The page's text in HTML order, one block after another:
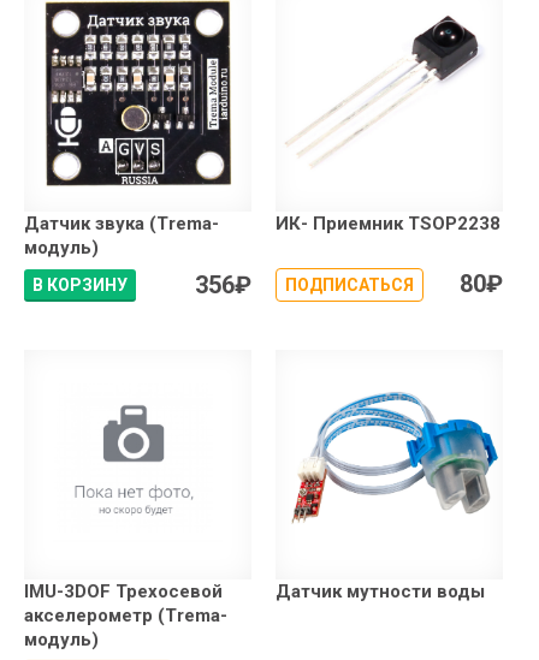
Датчик звука (Trema-
модуль)
В КОРЗИНУ 356₽
ИК- Приемник TSOP2238
ПОДПИСАТЬСЯ 80₽
IMU-3DOF Трехосевой
акселерометр (Trema-
модуль)
Датчик мутности воды